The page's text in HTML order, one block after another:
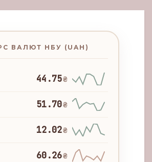
ВАЛЮТ НБУ (UAH)
44.75₴
51.70₴
12.02₴
60.26₴